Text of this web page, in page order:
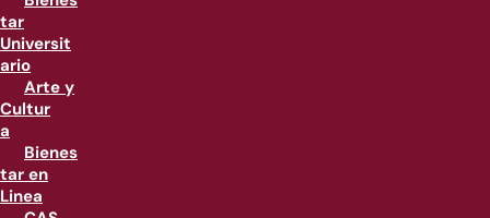
tar
Universit
ario
Arte y
Cultur
a
Bienes
tar en
Linea